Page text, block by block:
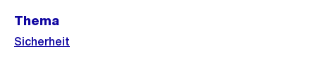
Thema
Sicherheit